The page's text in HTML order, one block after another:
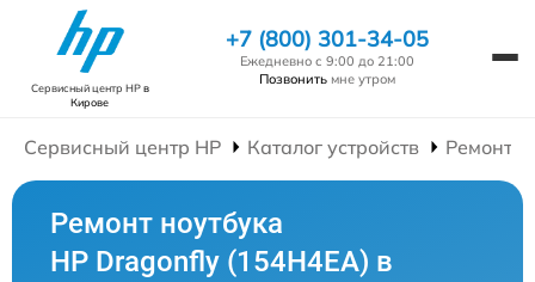
Сервисный центр HPв
Кирове
+7 (800) 301-34-05
Ежедневно с 9:00 до 21:00
Позвонить мне утром
Сервисный центр HP Каталог устройств Ремонт
Ремонт ноутбука
HP Dragonfly (154H4EA) в